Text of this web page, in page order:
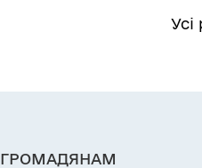
Усі
ГРОМАДЯНАМ